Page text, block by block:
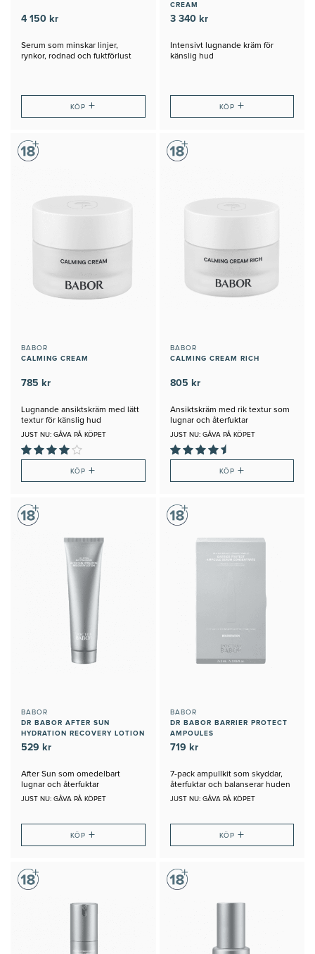
4 150 kr
Serum som minskar linjer,
rynkor, rodnad och fuktförlust
KÖP+
CREAM
3 340 kr
Intensivt lugnande kräm för
känslig hud
KÖP +
BABOR
CALMING CREAM
785 kr
Lugnande ansiktskräm med lätt
textur för känslig hud
JUST NU: GÅVA PÅ KÖPET
KÖP+
BABOR
CALMING CREAM RICH
805 kr
Ansiktskräm med rik textur som
lugnar och återfuktar
JUST NU: GÅVA PÅ KÖPET
KÖP +
BABOR
DR BABOR AFTER SUN
HYDRATION RECOVERY LOTION
529 kr
After Sun som omedelbart
lugnar och återfuktar
JUST NU: GÅVA PÅ KÖPET
KÖP+
BABOR
DR BABOR BARRIER PROTECT
AMPOULES
719 kr
7-pack ampullkit som skyddar,
återfuktar och balanserar huden
JUST NU: GÅVA PÅ KÖPET
KÖP +